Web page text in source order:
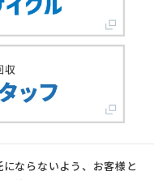
ならないよう、お客様と